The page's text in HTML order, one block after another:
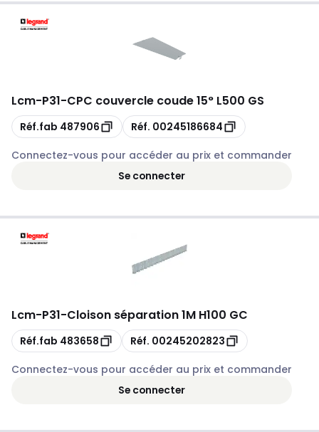
Lcm-P31-CPC couvercle coude 15° L500 GS
Copie
Réf.fab 487906 Copie
Réf. 00245186684
Connectez-vous pour accéder au prix et commander
Se connecter
Lcm-P31-Cloison séparation 1M H100 GC
Copie
Réf.fab 483658 Copie
Réf. 00245202823
Connectez-vous pour accéder au prix et commander
Se connecter